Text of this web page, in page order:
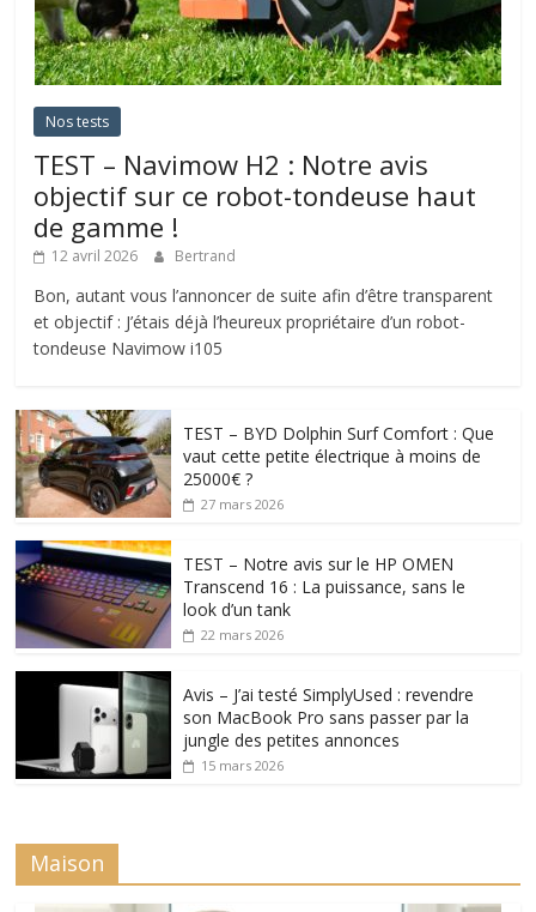
Nos tests
TEST – Navimow H2 : Notre avis
objectif sur ce robot-tondeuse haut
de gamme !
12 avril 2026 Bertrand
Bon, autant vous l’annoncer de suite afin d’être transparent
et objectif : J’étais déjà l’heureux propriétaire d’un robot-
tondeuse Navimow i105
TEST – BYD Dolphin Surf Comfort : Que
vaut cette petite électrique à moins de
25000€ ?
27 mars 2026
TEST – Notre avis sur le HP OMEN
Transcend 16 : La puissance, sans le
look d’un tank
22 mars 2026
Avis – J’ai testé SimplyUsed : revendre
son MacBook Pro sans passer par la
jungle des petites annonces
15 mars 2026
Maison